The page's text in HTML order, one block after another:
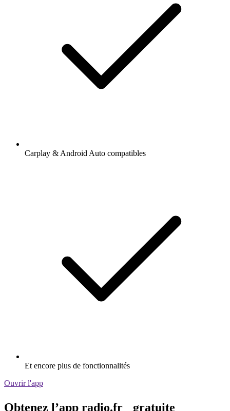
Carplay & Android Auto compatibles
Et encore plus de fonctionnalités
Ouvrir l'app
Obtenez l’app radio.fr gratuite